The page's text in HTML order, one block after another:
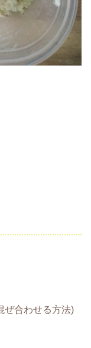
ぜ合わせる方法)